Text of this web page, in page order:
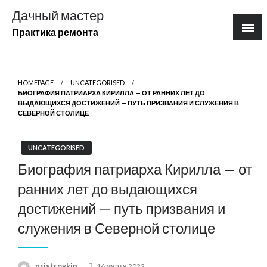
содержимому
Дачный мастер
Практика ремонта
HOMEPAGE
UNCATEGORISED
БИОГРАФИЯ ПАТРИАРХА КИРИЛЛА — ОТ РАННИХ ЛЕТ ДО
ВЫДАЮЩИХСЯ ДОСТИЖЕНИЙ — ПУТЬ ПРИЗВАНИЯ И СЛУЖЕНИЯ В
СЕВЕРНОЙ СТОЛИЦЕ
UNCATEGORISED
Биография патриарха Кирилла — от
ранних лет до выдающихся
достижений — путь призвания и
служения в Северной столице
Posted